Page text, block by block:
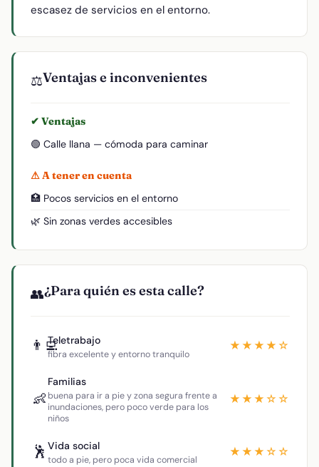
escasez de servicios en el entorno.
⚖️Ventajas e inconvenientes
✔ Ventajas
🟢 Calle llana — cómoda para caminar
⚠ A tener en cuenta
🏥 Pocos servicios en el entorno
🌿 Sin zonas verdes accesibles
👥¿Para quién es esta calle?
👨‍💻Teletrabajo
fibra excelente y entorno tranquilo
★★★★☆
👶
Familias
buena para ir a pie y zona segura frente a
inundaciones, pero poco verde para los
niños
★★★☆☆
🕺 Vida social
todo a pie, pero poca vida comercial
★★★☆☆